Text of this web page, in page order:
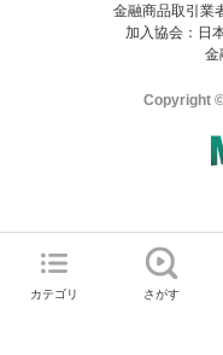
カテゴリ さがす
金融商品取引業
加入協会：日
金
Copyright
マネーサテライトの
直前にご覧いただいてい
ご利用の環境(Internet
め、
一部の機能が正
お気に入り機能は松井証
お気に入り登録いただく
ンツを一覧でご確認いた
ご利用いただくには口座
はご利用の端末で一度ロ